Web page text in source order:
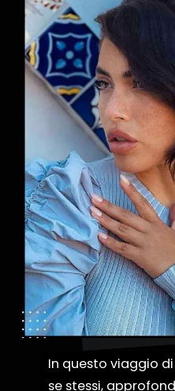
In questo viaggio
se stessi,
In questo viaggio
se stessi,